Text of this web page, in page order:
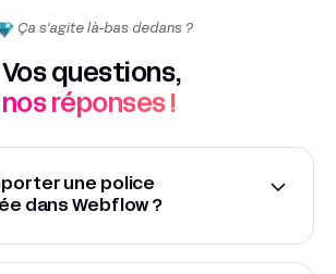
Ça s'agite là-bas dedans ?
Vos questions,
nos réponses !
une police
dans Webflow ?
Settings > Fonts > Upload
vos fichiers (WOFF2 de préférence